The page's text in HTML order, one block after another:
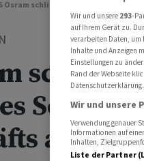
Osram schliesst Verkauf des
schliesst
Sensor-
an
Wir und unsere 293-
auf Ihrem Gerät zu.
verarbeiten Daten, um
Inhalte und Anzeigen
Einstellungen zu
Rand der Webseite
Datenschutzerklärung.
Wir und unsere
Verwendung genauer
Informationen auf
Inhalten,
Liste der Partner